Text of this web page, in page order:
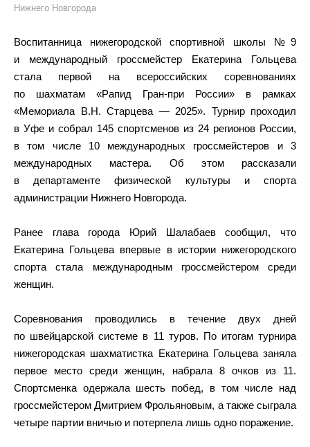
Нижнего Новгорода
Воспитанница нижегородской спортивной школы №9
и международный гроссмейстер Екатерина Гольцева
стала первой на всероссийских соревнованиях
по шахматам «Рапид Гран-при России» в рамках
«Мемориала В.Н. Старцева — 2025». Турнир проходил
в Уфе и собрал 145 спортсменов из 24 регионов России,
в том числе 10 международных гроссмейстеров и 3
международных мастера. Об этом рассказали
в департаменте физической культуры и спорта
администрации Нижнего Новгорода.
Ранее глава города Юрий Шалабаев сообщил, что
Екатерина Гольцева впервые в истории нижегородского
спорта стала международным гроссмейстером среди
женщин.
Соревнования проводились в течение двух дней
по швейцарской системе в 11 туров. По итогам турнира
нижегородская шахматистка Екатерина Гольцева заняла
первое место среди женщин, набрала 8 очков из 11.
Спортсменка одержала шесть побед, в том числе над
гроссмейстером Дмитрием Фрольяновым, а также сыграла
четыре партии вничью и потерпела лишь одно поражение.